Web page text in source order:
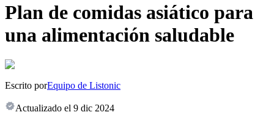
Plan de comidas asiático para
una alimentación saludable
Escrito porEquipo de Listonic
Actualizado el 9 dic 2024